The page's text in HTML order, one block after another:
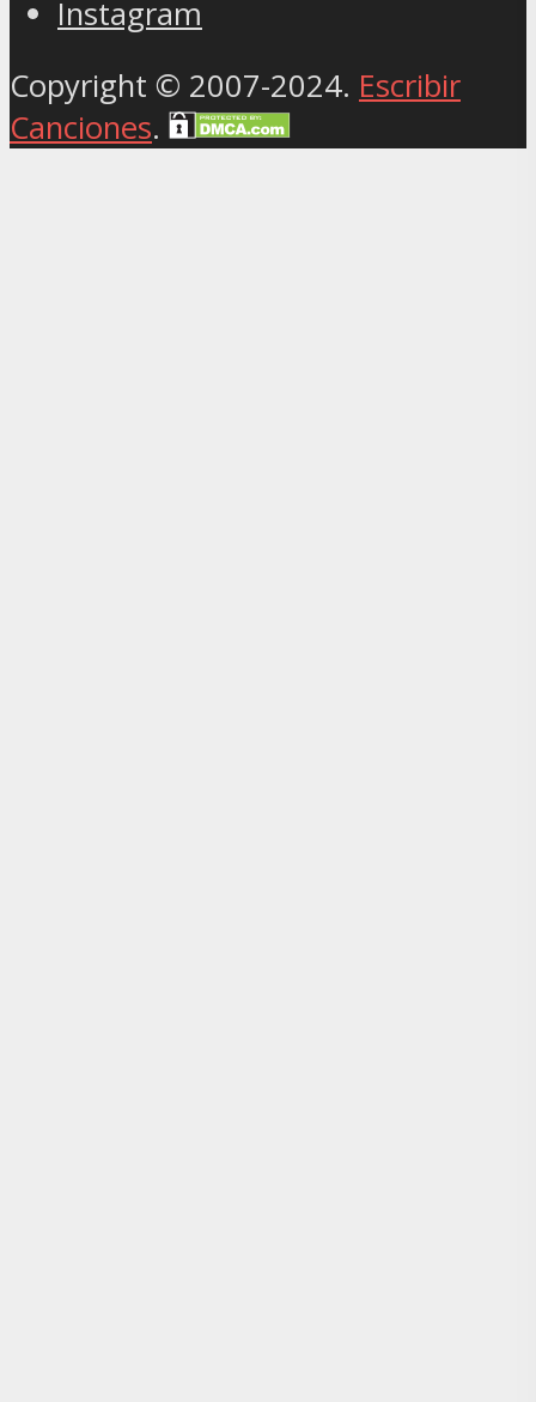
Instagram
Copyright © 2007-2024. Escribir
Canciones.